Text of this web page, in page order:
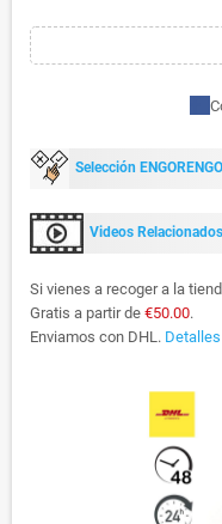
Selección ENGORENGO
Videos Relacionados
Si vienes a recoger a la
Gratis a partir de €50.00.
Enviamos con DHL. Detalles